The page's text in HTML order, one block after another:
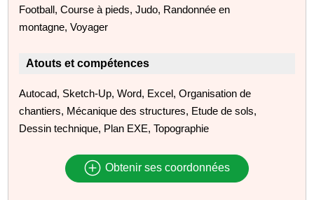
Football, Course à pieds, Judo, Randonnée en
montagne, Voyager
Atouts et compétences
Autocad, Sketch-Up, Word, Excel, Organisation de
chantiers, Mécanique des structures, Etude de sols,
Dessin technique, Plan EXE, Topographie
Obtenir ses coordonnées